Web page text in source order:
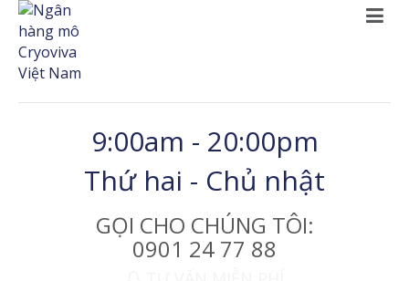
9:00am - 20:00pm
Thứ hai - Chủ nhật
GỌI CHO CHÚNG TÔI:
0901 24 77 88